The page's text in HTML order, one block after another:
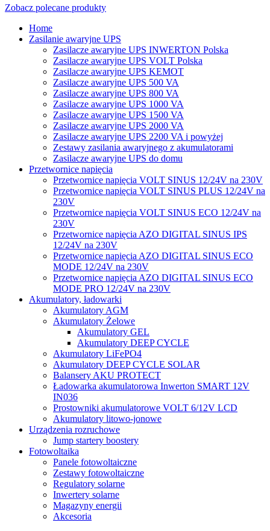
Zobacz polecane produkty
Home
Zasilanie awaryjne UPS
Zasilacze awaryjne UPS INWERTON Polska
Zasilacze awaryjne UPS VOLT Polska
Zasilacze awaryjne UPS KEMOT
Zasilacze awaryjne UPS 500 VA
Zasilacze awaryjne UPS 800 VA
Zasilacze awaryjne UPS 1000 VA
Zasilacze awaryjne UPS 1500 VA
Zasilacze awaryjne UPS 2000 VA
Zasilacze awaryjne UPS 2200 VA i powyżej
Zestawy zasilania awaryjnego z akumulatorami
Zasilacze awaryjne UPS do domu
Przetwornice napięcia
Przetwornice napięcia VOLT SINUS 12/24V na 230V
Przetwornice napięcia VOLT SINUS PLUS 12/24V na
230V
Przetwornice napięcia VOLT SINUS ECO 12/24V na
230V
Przetwornice napięcia AZO DIGITAL SINUS IPS
12/24V na 230V
Przetwornice napięcia AZO DIGITAL SINUS ECO
MODE 12/24V na 230V
Przetwornice napięcia AZO DIGITAL SINUS ECO
MODE PRO 12/24V na 230V
Akumulatory, ładowarki
Akumulatory AGM
Akumulatory Żelowe
Akumulatory GEL
Akumulatory DEEP CYCLE
Akumulatory LiFePO4
Akumulatory DEEP CYCLE SOLAR
Balansery AKU PROTECT
Ładowarka akumulatorowa Inwerton SMART 12V
IN036
Prostowniki akumulatorowe VOLT 6/12V LCD
Akumulatory litowo-jonowe
Urządzenia rozruchowe
Jump startery boostery
Fotowoltaika
Panele fotowoltaiczne
Zestawy fotowoltaiczne
Regulatory solarne
Inwertery solarne
Magazyny energii
Akcesoria